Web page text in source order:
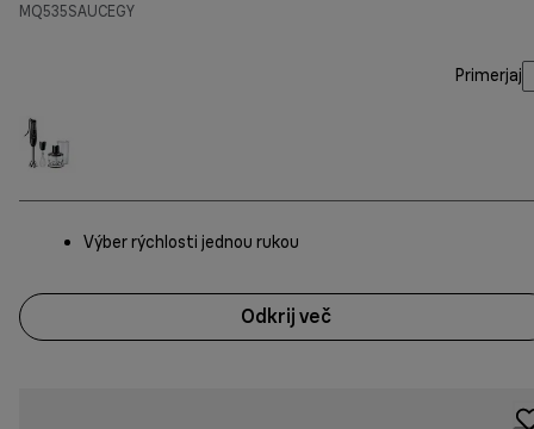
MQ535SAUCEGY
Primerjaj
Výber rýchlosti jednou rukou
Odkrij več